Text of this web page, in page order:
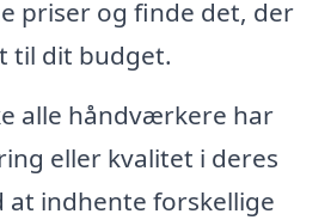
priser og finde det, der
til dit budget.
alle håndværkere har
eller kvalitet i deres
at indhente forskellige